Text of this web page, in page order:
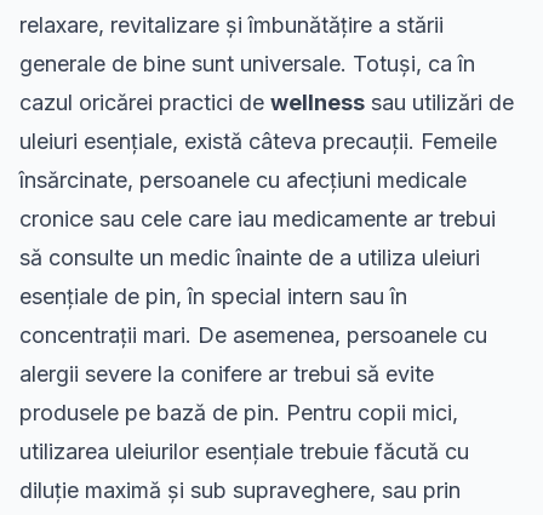
relaxare, revitalizare și îmbunătățire a stării
generale de bine sunt universale. Totuși, ca în
cazul oricărei practici de wellness sau utilizări de
uleiuri esențiale, există câteva precauții. Femeile
însărcinate, persoanele cu afecțiuni medicale
cronice sau cele care iau medicamente ar trebui
să consulte un medic înainte de a utiliza uleiuri
esențiale de pin, în special intern sau în
concentrații mari. De asemenea, persoanele cu
alergii severe la conifere ar trebui să evite
produsele pe bază de pin. Pentru copii mici,
utilizarea uleiurilor esențiale trebuie făcută cu
diluție maximă și sub supraveghere, sau prin